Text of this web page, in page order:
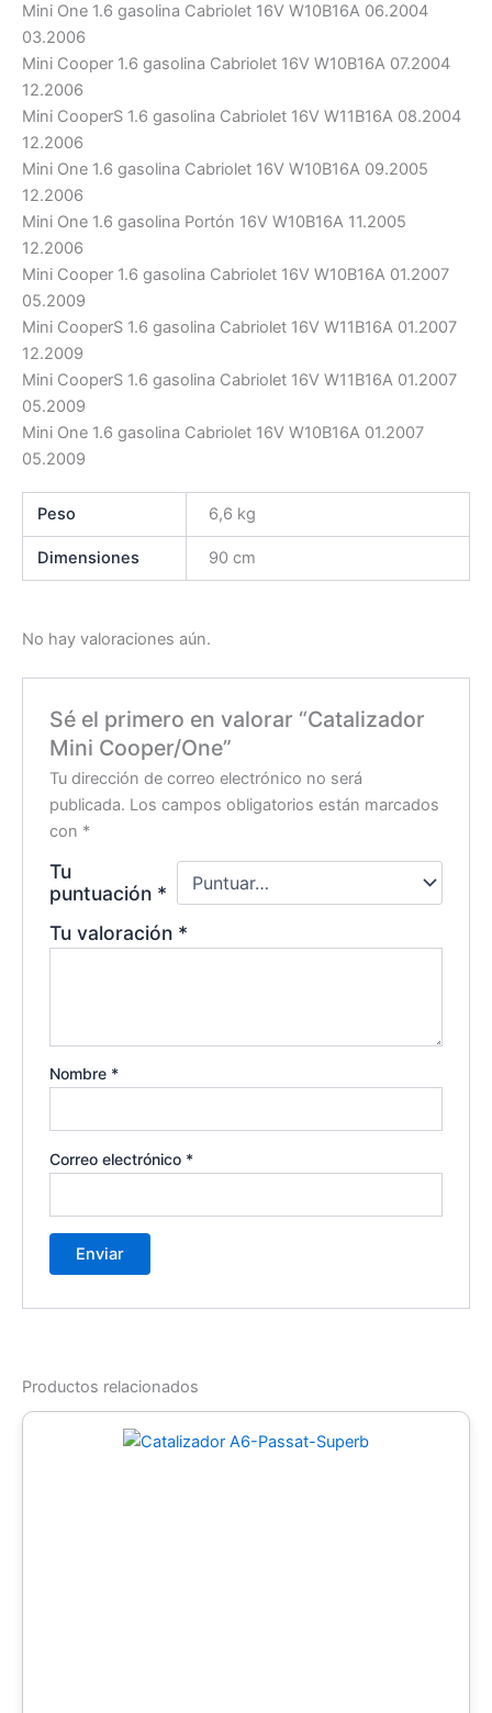
Mini One 1.6 gasolina Cabriolet 16V W10B16A 06.2004
03.2006
Mini Cooper 1.6 gasolina Cabriolet 16V W10B16A 07.2004
12.2006
Mini CooperS 1.6 gasolina Cabriolet 16V W11B16A 08.2004
12.2006
Mini One 1.6 gasolina Cabriolet 16V W10B16A 09.2005
12.2006
Mini One 1.6 gasolina Portón 16V W10B16A 11.2005
12.2006
Mini Cooper 1.6 gasolina Cabriolet 16V W10B16A 01.2007
05.2009
Mini CooperS 1.6 gasolina Cabriolet 16V W11B16A 01.2007
12.2009
Mini CooperS 1.6 gasolina Cabriolet 16V W11B16A 01.2007
05.2009
Mini One 1.6 gasolina Cabriolet 16V W10B16A 01.2007
05.2009
Peso 6,6 kg
Dimensiones 90 cm
No hay valoraciones aún.
Sé el primero en valorar “Catalizador
Mini Cooper/One”
Tu dirección de correo electrónico no será
publicada. Los campos obligatorios están marcados
con *
Tu
puntuación *
Tu valoración *
Nombre *
Correo electrónico *
Productos relacionados